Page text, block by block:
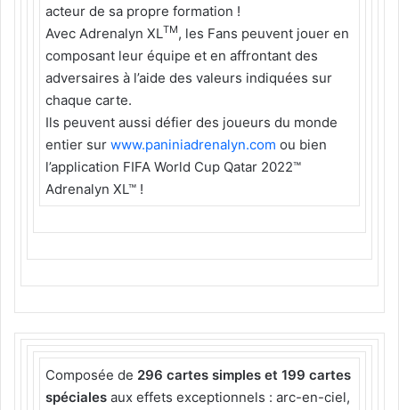
acteur de sa propre formation !
Avec Adrenalyn XLTM, les Fans peuvent jouer en
composant leur équipe et en affrontant des
adversaires à l’aide des valeurs indiquées sur
chaque carte.
Ils peuvent aussi défier des joueurs du monde
entier sur www.paniniadrenalyn.com ou bien
l’application FIFA World Cup Qatar 2022™
Adrenalyn XL™ !
Composée de 296 cartes simples et 199 cartes
spéciales aux effets exceptionnels : arc-en-ciel,